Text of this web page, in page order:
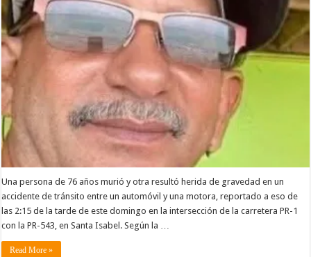
Una persona de 76 años murió y otra resultó herida de gravedad en un
accidente de tránsito entre un automóvil y una motora, reportado a eso de
las 2:15 de la tarde de este domingo en la intersección de la carretera PR-1
con la PR-543, en Santa Isabel. Según la …
Read More »